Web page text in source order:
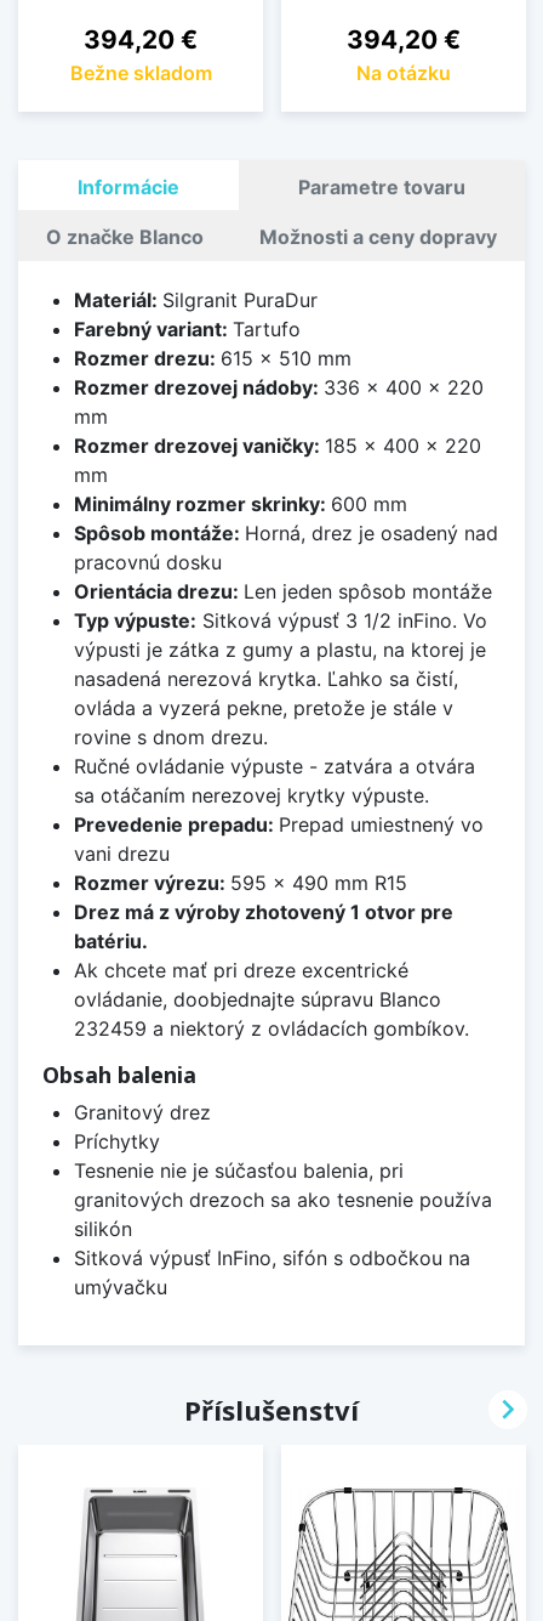
Cena
394,20 €
Bežne skladom
Cena
394,20 €
Na otázku
Informácie Parametre tovaru
O značke Blanco Možnosti a ceny dopravy
Materiál: Silgranit PuraDur
Farebný variant: Tartufo
Rozmer drezu: 615 x 510 mm
Rozmer drezovej nádoby: 336 x 400 x 220
mm
Rozmer drezovej vaničky: 185 x 400 x 220
mm
Minimálny rozmer skrinky: 600 mm
Spôsob montáže: Horná, drez je osadený nad
pracovnú dosku
Orientácia drezu: Len jeden spôsob montáže
Typ výpuste: Sitková výpusť 3 1/2 inFino. Vo
výpusti je zátka z gumy a plastu, na ktorej je
nasadená nerezová krytka. Ľahko sa čistí,
ovláda a vyzerá pekne, pretože je stále v
rovine s dnom drezu.
Ručné ovládanie výpuste - zatvára a otvára
sa otáčaním nerezovej krytky výpuste.
Prevedenie prepadu: Prepad umiestnený vo
vani drezu
Rozmer výrezu: 595 x 490 mm R15
Drez má z výroby zhotovený 1 otvor pre
batériu.
Ak chcete mať pri dreze excentrické
ovládanie, doobjednajte súpravu Blanco
232459 a niektorý z ovládacích gombíkov.
Obsah balenia
Granitový drez
Príchytky
Tesnenie nie je súčasťou balenia, pri
granitových drezoch sa ako tesnenie používa
silikón
Sitková výpusť InFino, sifón s odbočkou na
umývačku
Příslušenství 